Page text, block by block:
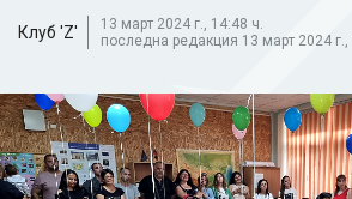
Клуб 'Z'
13 март 2024 г., 14:48 ч.
последна редакция 13 март 2024 г.,